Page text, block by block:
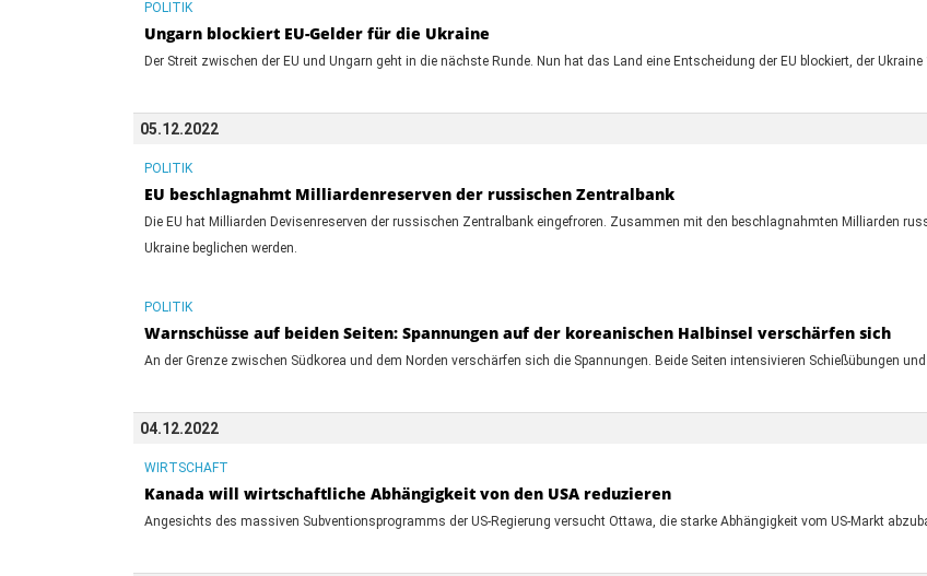
POLITIK
Ungarn blockiert EU-Gelder für die Ukraine
Der Streit zwischen der EU und Ungarn geht in die nächste Runde. Nun hat das Land eine Entscheidung der EU blockiert, der
05.12.2022
POLITIK
EU beschlagnahmt Milliardenreserven der russischen Zentralbank
Die EU hat Milliarden Devisenreserven der russischen Zentralbank eingefroren. Zusammen mit den beschlagnahmten Milliarden
Ukraine beglichen werden.
POLITIK
Warnschüsse auf beiden Seiten: Spannungen auf der koreanischen Halbinsel verschärfen sich
An der Grenze zwischen Südkorea und dem Norden verschärfen sich die Spannungen. Beide Seiten intensivieren Schießübungen
04.12.2022
WIRTSCHAFT
Kanada will wirtschaftliche Abhängigkeit von den USA reduzieren
Angesichts des massiven Subventionsprogramms der US-Regierung versucht Ottawa, die starke Abhängigkeit vom US-Markt